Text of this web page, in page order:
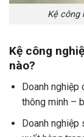
Kệ công
Kệ công
nào?
Doanh nghiệp
thông minh –
Doanh